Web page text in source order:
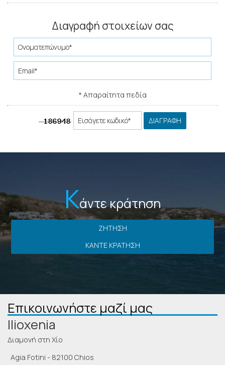
ΕΠΙΚΟΙΝΩΝΊΑ
Διαγραφή στοιχείων σας
* Απαραίτητα πεδία
ΔΙΑΓΡΑΦΉ
Κάντε κράτηση
ΖΉΤΗΣΗ
ΚΆΝΤΕ ΚΡΆΤΗΣΗ
Επικοινωνήστε μαζί μας
Ilioxenia
Διαμονή στη Χίο
Agia Fotini - 82100 Chios